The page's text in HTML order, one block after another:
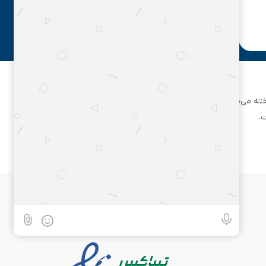
شناخته می‌شود. این مجموعه بزرگ، فعالیت خود را از یک مغازه